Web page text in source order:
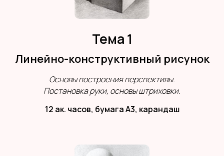
Тема 1
Линейно-конструктивный рисунок
Основы построения перспективы.
Постановка руки, основы штриховки.
12 ак. часов, бумага А3, карандаш